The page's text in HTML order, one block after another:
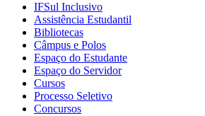
IFSul Inclusivo
Assistência Estudantil
Bibliotecas
Câmpus e Polos
Espaço do Estudante
Espaço do Servidor
Cursos
Processo Seletivo
Concursos